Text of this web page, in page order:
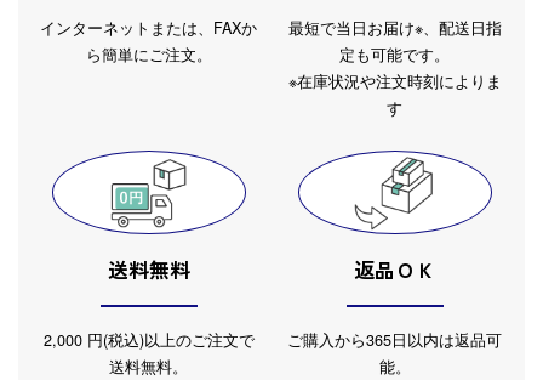
インターネットまたは、FAXか
ら簡単にご注文。
最短で当日お届け※、配送日指
定も可能です。
※在庫状況や注文時刻によりま
す
送料無料
2,000 円(税込)以上のご注文で
送料無料。
返品ＯＫ
ご購入から365日以内は返品可
能。